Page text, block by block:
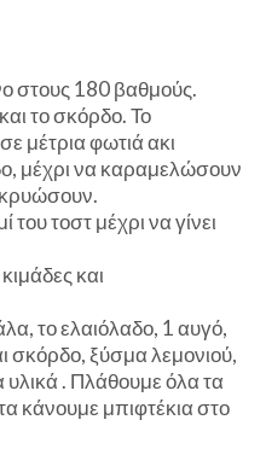
στους 180 βαθμούς.
το σκόρδο. Το
μέτρια φωτιά ακι
μέχρι να καραμελώσουν
τοστ μέχρι να γίνει
και
το ελαιόλαδο, 1 αυγό,
σκόρδο, ξύσμα λεμονιού,
υλικά . Πλάθουμε όλα τα
κάνουμε μπιφτέκια στο